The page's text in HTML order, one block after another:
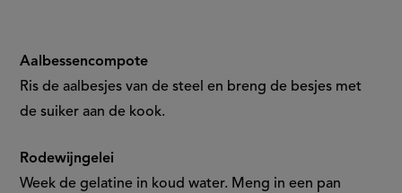
Aalbessencompote
Ris de aalbesjes van de steel en breng de besjes met
de suiker aan de kook.
Rodewijngelei
Week de gelatine in koud water. Meng in een pan